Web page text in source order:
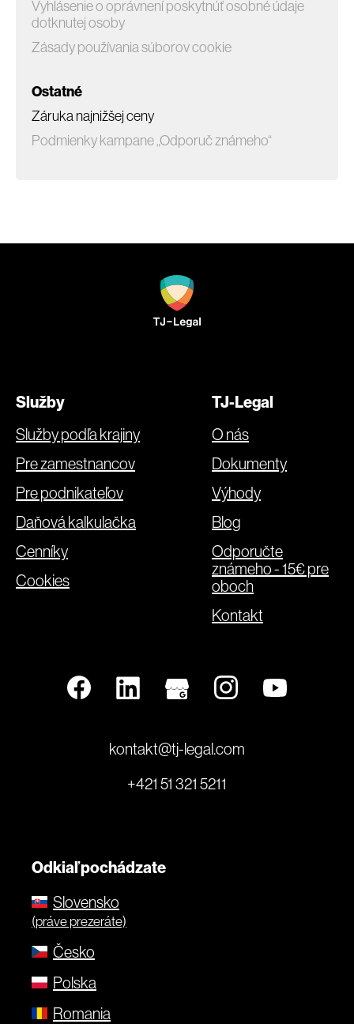
Vyhlásenie o oprávnení poskytnúť osobné údaje
dotknutej osoby
Zásady používania súborov cookie
Ostatné
Záruka najnižšej ceny
Podmienky kampane „Odporuč známeho“
Služby
Služby podľa krajiny
Pre zamestnancov
Pre podnikateľov
Daňová kalkulačka
Cenníky
Cookies
TJ-Legal
O nás
Dokumenty
Výhody
Blog
Odporučte
známeho - 15€ pre
oboch
Kontakt
kontakt@tj-legal.com
+421 51 321 5211
Odkiaľ pochádzate
Slovensko
(práve prezeráte)
Česko
Polska
Romania